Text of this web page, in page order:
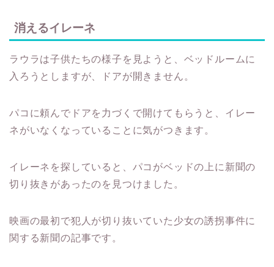
消えるイレーネ
ラウラは子供たちの様子を見ようと、ベッドルームに
入ろうとしますが、ドアが開きません。
パコに頼んでドアを力づくで開けてもらうと、イレー
ネがいなくなっていることに気がつきます。
イレーネを探していると、パコがベッドの上に新聞の
切り抜きがあったのを見つけました。
映画の最初で犯人が切り抜いていた少女の誘拐事件に
関する新聞の記事です。